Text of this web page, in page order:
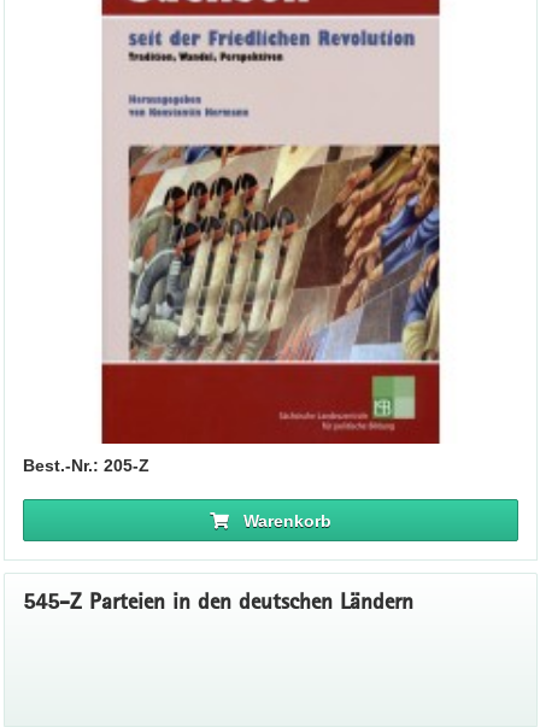
Best.-Nr.: 205-Z
Warenkorb
545-Z Parteien in den deutschen Ländern